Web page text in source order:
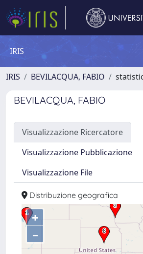
IRIS
IRIS BEVILACQUA, FABIO
BEVILACQUA, FABIO
Visualizzazione Ricercatore
Visualizzazione Pubblicazione
Visualizzazione File
Distribuzione geografica
+
–